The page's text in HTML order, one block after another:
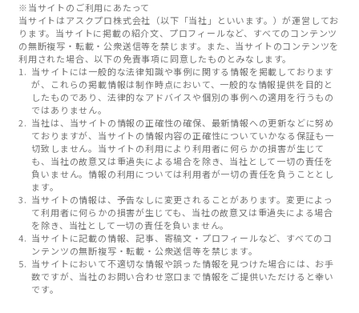
※当サイトのご利用にあたって
当サイトはアスクプロ株式会社（以下「当社」といいます。）が運営してお
ります。当サイトに掲載の紹介文、プロフィールなど、すべてのコンテンツ
の無断複写・転載・公衆送信等を禁じます。また、当サイトのコンテンツを
利用された場合、以下の免責事項に同意したものとみなします。
当サイトには一般的な法律知識や事例に関する情報を掲載しております
が、これらの掲載情報は制作時点において、一般的な情報提供を目的と
したものであり、法律的なアドバイスや個別の事例への適用を行うもの
ではありません。
当社は、当サイトの情報の正確性の確保、最新情報への更新などに努め
ておりますが、当サイトの情報内容の正確性についていかなる保証も一
切致しません。当サイトの利用により利用者に何らかの損害が生じて
も、当社の故意又は重過失による場合を除き、当社として一切の責任を
負いません。情報の利用については利用者が一切の責任を負うこととし
ます。
当サイトの情報は、予告なしに変更されることがあります。変更によっ
て利用者に何らかの損害が生じても、当社の故意又は重過失による場合
を除き、当社として一切の責任を負いません。
当サイトに記載の情報、記事、寄稿文・プロフィールなど、すべてのコ
ンテンツの無断複写・転載・公衆送信等を禁じます。
当サイトにおいて不適切な情報や誤った情報を見つけた場合には、お手
数ですが、当社のお問い合わせ窓口まで情報をご提供いただけると幸い
です。